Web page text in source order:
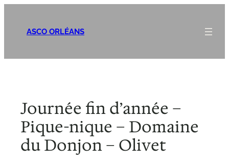
contenuASCO ORLÉANS
Journée fin d’année –
Pique-nique – Domaine
du Donjon – Olivet